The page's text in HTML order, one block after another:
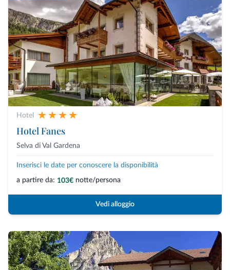
Hotel
Hotel Fanes
Selva di Val Gardena
Inserisci le date per conoscere la disponibilità
a partire da: 103€ notte/persona
Vedi alloggio